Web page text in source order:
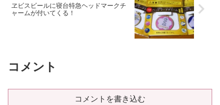
ヱビスビールに寝台特急ヘッドマークチ
ャームが付いてくる！
コメント
コメントを書き込む